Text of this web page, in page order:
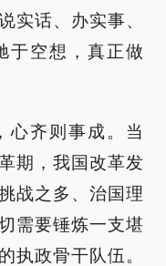
实话、办实事、
于空想，真正做
心齐则事成。当
期，我国改革发
战之多、治国理
需要锤炼一支堪
执政骨干队伍。